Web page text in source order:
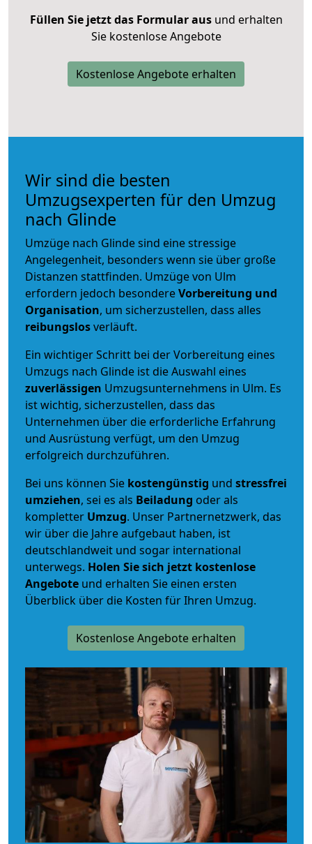
Füllen Sie jetzt das Formular ausund erhalten
Sie kostenlose Angebote
Kostenlose Angebote erhalten
Wir sind die besten
Umzugsexperten für den Umzug
nach Glinde
Umzüge nach Glinde sind eine stressige
Angelegenheit, besonders wenn sie über große
Distanzen stattfinden. Umzüge von Ulm
erfordern jedoch besondereVorbereitung und
Organisation, um sicherzustellen, dass alles
reibungslosverläuft.
Ein wichtiger Schritt bei der Vorbereitung eines
Umzugs nach Glinde ist die Auswahl eines
zuverlässigen Umzugsunternehmens in Ulm. Es
ist wichtig, sicherzustellen, dass das
Unternehmen über die erforderliche Erfahrung
und Ausrüstung verfügt, um den Umzug
erfolgreich durchzuführen.
Bei uns können Sie kostengünstig und stressfrei
umziehen, sei es als Beiladung oder als
kompletter Umzug. Unser Partnernetzwerk, das
wir über die Jahre aufgebaut haben, ist
deutschlandweit und sogar international
unterwegs. Holen Sie sich jetzt kostenlose
Angebote und erhalten Sie einen ersten
Überblick über die Kosten für Ihren Umzug.
Kostenlose Angebote erhalten